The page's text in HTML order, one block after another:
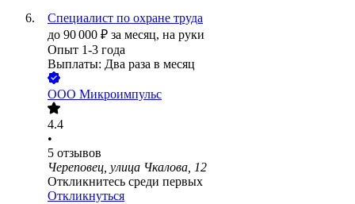
Специалист по охране труда
до 90 000 ₽ за месяц, на руки
Опыт 1-3 года
Выплаты: Два раза в месяц
ООО Микроимпульс
4.4
•
5 отзывов
Череповец, улица Чкалова, 12
Откликнитесь среди первых
Откликнуться